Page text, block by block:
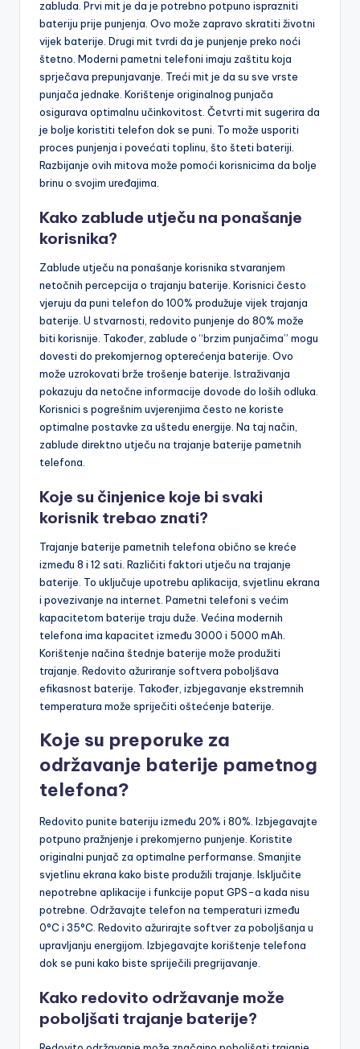
zabluda. Prvi mit je da je potrebno potpuno isprazniti
bateriju prije punjenja. Ovo može zapravo skratiti životni
vijek baterije. Drugi mit tvrdi da je punjenje preko noći
štetno. Moderni pametni telefoni imaju zaštitu koja
sprječava prepunjavanje. Treći mit je da su sve vrste
punjača jednake. Korištenje originalnog punjača
osigurava optimalnu učinkovitost. Četvrti mit sugerira da
je bolje koristiti telefon dok se puni. To može usporiti
proces punjenja i povećati toplinu, što šteti bateriji.
Razbijanje ovih mitova može pomoći korisnicima da bolje
brinu o svojim uređajima.
Kako zablude utječu na ponašanje
korisnika?
Zablude utječu na ponašanje korisnika stvaranjem
netočnih percepcija o trajanju baterije. Korisnici često
vjeruju da puni telefon do 100% produžuje vijek trajanja
baterije. U stvarnosti, redovito punjenje do 80% može
biti korisnije. Također, zablude o “brzim punjačima” mogu
dovesti do prekomjernog opterećenja baterije. Ovo
može uzrokovati brže trošenje baterije. Istraživanja
pokazuju da netočne informacije dovode do loših odluka.
Korisnici s pogrešnim uvjerenjima često ne koriste
optimalne postavke za uštedu energije. Na taj način,
zablude direktno utječu na trajanje baterije pametnih
telefona.
Koje su činjenice koje bi svaki
korisnik trebao znati?
Trajanje baterije pametnih telefona obično se kreće
između 8 i 12 sati. Različiti faktori utječu na trajanje
baterije. To uključuje upotrebu aplikacija, svjetlinu ekrana
i povezivanje na internet. Pametni telefoni s većim
kapacitetom baterije traju duže. Većina modernih
telefona ima kapacitet između 3000 i 5000 mAh.
Korištenje načina štednje baterije može produžiti
trajanje. Redovito ažuriranje softvera poboljšava
efikasnost baterije. Također, izbjegavanje ekstremnih
temperatura može spriječiti oštećenje baterije.
Koje su preporuke za
održavanje baterije pametnog
telefona?
Redovito punite bateriju između 20% i 80%. Izbjegavajte
potpuno pražnjenje i prekomjerno punjenje. Koristite
originalni punjač za optimalne performanse. Smanjite
svjetlinu ekrana kako biste produžili trajanje. Isključite
nepotrebne aplikacije i funkcije poput GPS-a kada nisu
potrebne. Održavajte telefon na temperaturi između
0°C i 35°C. Redovito ažurirajte softver za poboljšanja u
upravljanju energijom. Izbjegavajte korištenje telefona
dok se puni kako biste spriječili pregrijavanje.
Kako redovito održavanje može
poboljšati trajanje baterije?